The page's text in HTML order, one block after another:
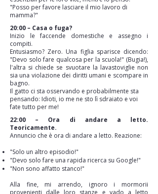
"Posso per favore lasciare il mio lavoro di
mamma?"
20:00 – Casa o fuga?
Inizio le faccende domestiche e assegno i
compiti.
Entusiasmo? Zero. Una figlia sparisce dicendo:
"Devo solo fare qualcosa per la scuola!" (Bugia!),
l'altra si chiede se svuotare la lavastoviglie non
sia una violazione dei diritti umani e scompare in
bagno.
Il gatto ci sta osservando e probabilmente sta
pensando: Idioti, io me ne sto lì sdraiato e voi
fate tutto per me!
22:00 – Ora di andare a letto.
Teoricamente.
Annuncio che è ora di andare a letto. Reazione:
"Solo un altro episodio!"
"Devo solo fare una rapida ricerca su Google!"
"Non sono affatto stanco!"
Alla fine, mi arrendo, ignoro i mormorii
provenienti dalle loro stanze e vado a letto